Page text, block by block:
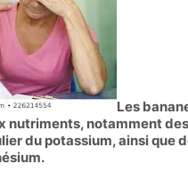
Les
nutriments, notamment
du potassium, ainsi que